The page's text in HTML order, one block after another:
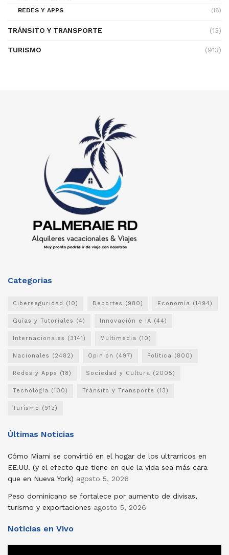
REDES Y APPS
(18)
TRÁNSITO Y TRANSPORTE (13)
TURISMO (913)
Categorias
Ciberseguridad (10) Deportes (980) Economía (1494)
Guías y Tutoriales (4) Innovación e IA (44)
Internacionales (3141) Multimedia (10)
Nacionales (2482) Opinión (497) Política (800)
Redes y Apps (18) Sociedad y Cultura (2005)
Tecnología (100) Tránsito y Transporte (13)
Turismo (913)
Últimas Noticias
Cómo Miami se convirtió en el hogar de los ultrarricos en
EE.UU. (y el efecto que tiene en que la vida sea más cara
que en Nueva York) agosto 5, 2026
Peso dominicano se fortalece por aumento de divisas,
turismo y exportaciones agosto 5, 2026
Noticias en Vivo